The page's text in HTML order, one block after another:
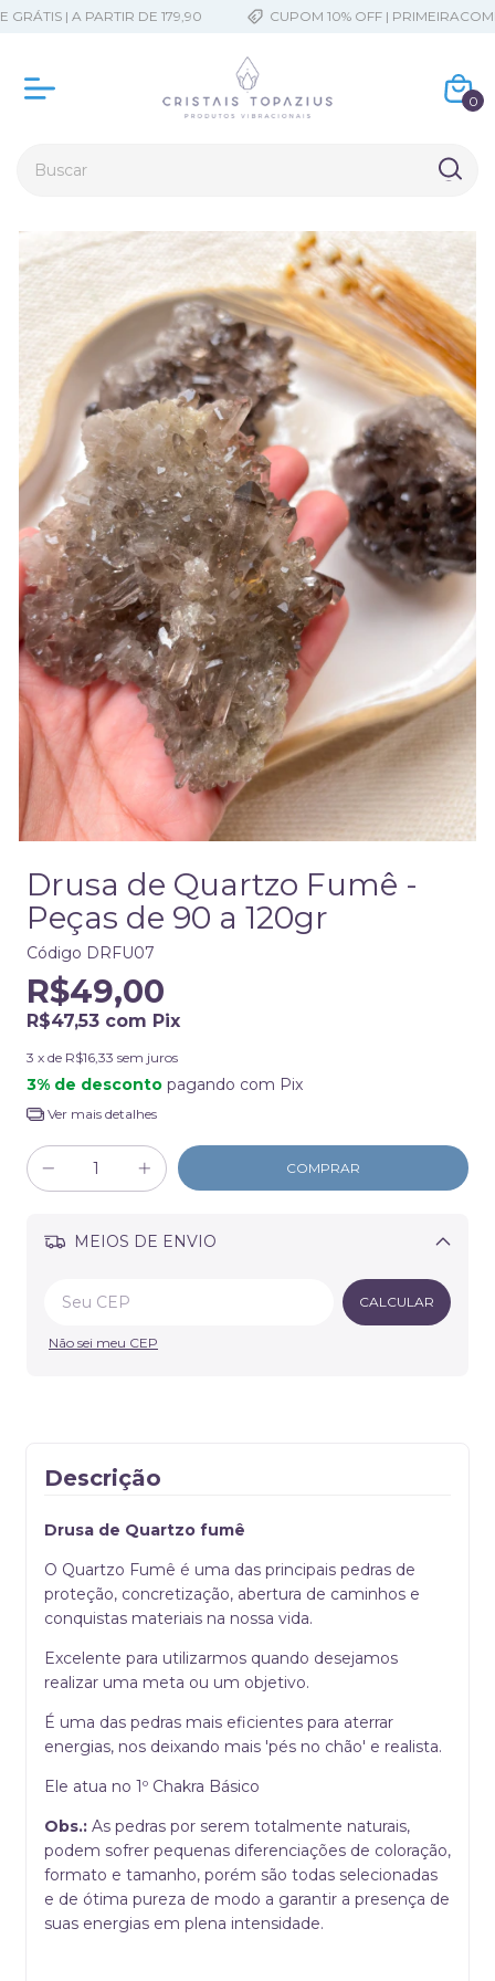
| A PARTIR DE 179,90 CUPOM 10% OFF |
0
Drusa de Quartzo Fumê -
Peças de 90 a 120gr
Código DRFU07
R$49,00
R$47,53 com Pix
3 x de R$16,33 sem juros
3% de desconto pagando com Pix
Ver mais detalhes
MEIOS DE ENVIO
Alterar CEP
CALCULAR
Não sei meu CEP
Descrição
Drusa de Quartzo fumê
O Quartzo Fumê é uma das principais pedras de
proteção, concretização, abertura de caminhos e
conquistas materiais na nossa vida.
Excelente para utilizarmos quando desejamos
realizar uma meta ou um objetivo.
É uma das pedras mais eficientes para aterrar
energias, nos deixando mais 'pés no chão' e realista.
Ele atua no 1º Chakra Básico
Obs.: As pedras por serem totalmente naturais,
podem sofrer pequenas diferenciações de coloração,
formato e tamanho, porém são todas selecionadas
e de ótima pureza de modo a garantir a presença de
suas energias em plena intensidade.